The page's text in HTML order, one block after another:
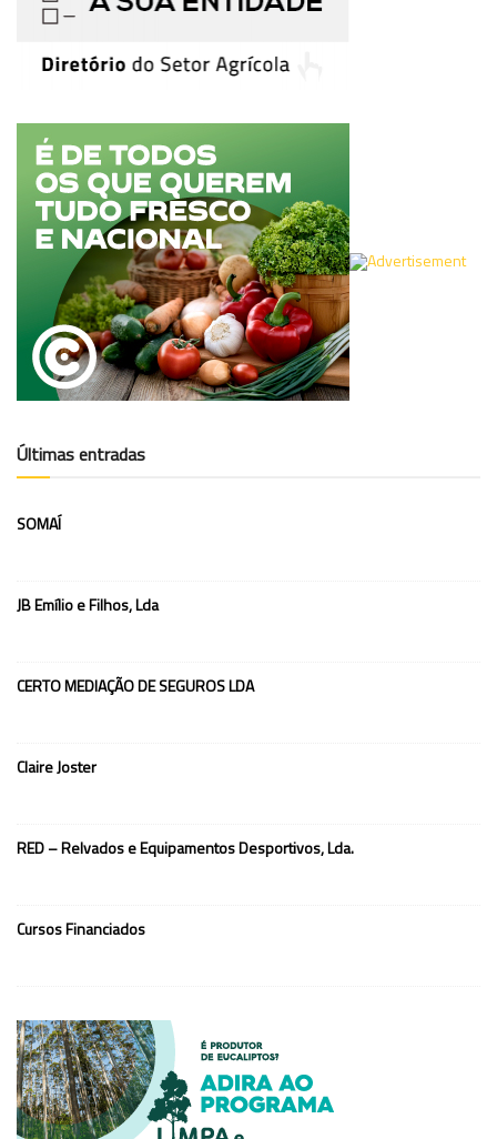
Últimas entradas
SOMAÍ
JB Emílio e Filhos, Lda
CERTO MEDIAÇÃO DE SEGUROS LDA
Claire Joster
RED – Relvados e Equipamentos Desportivos, Lda.
Cursos Financiados